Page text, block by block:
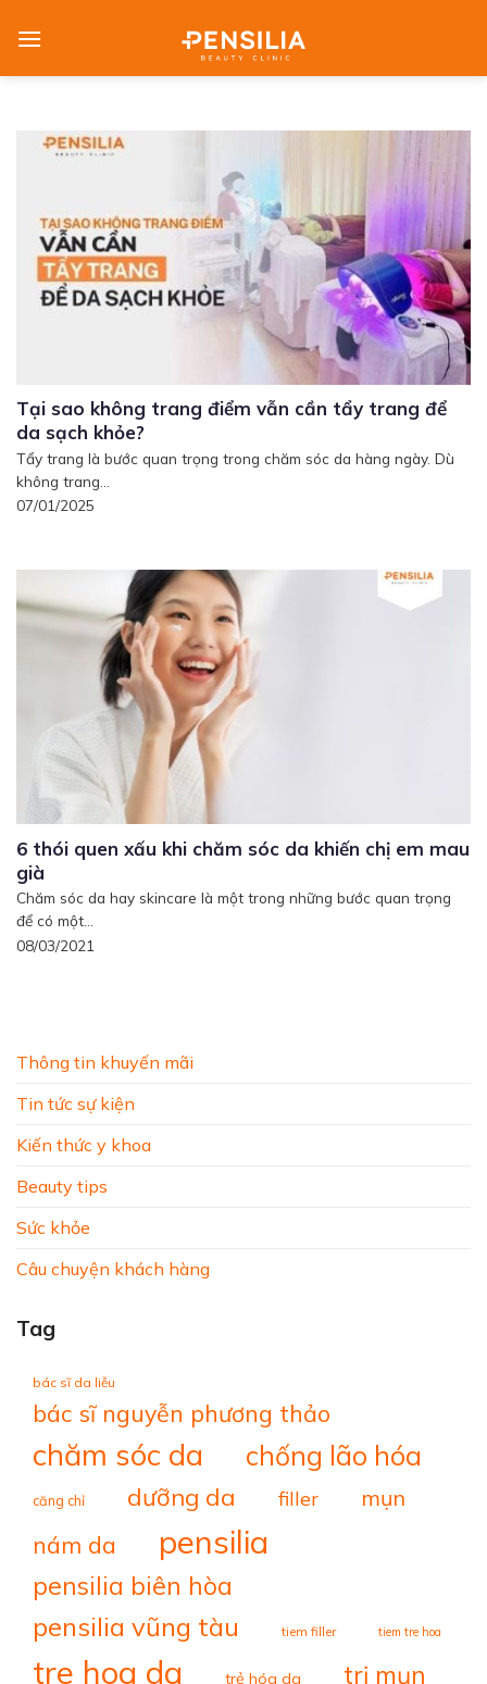
Thông tin khuyến mãi
Tin tức sự kiện
Kiến thức y khoa
Beauty tips
Sức khỏe
Câu chuyện khách hàng
Tag
bác sĩ da liễu
bác sĩ nguyễn phương thảo
chăm sóc da chống lão hóa
căng chỉ dưỡng da filler mụn
nám da pensilia
pensilia biên hòa
pensilia vũng tàu tiem filler tiem tre hoa
tre hoa da trẻ hóa da trị mụn
Tại sao không trang điểm vẫn cần tẩy trang để
da sạch khỏe?
Tẩy trang là bước quan trọng trong chăm sóc da hàng ngày. Dù
không trang...
07/01/2025
6 thói quen xấu khi chăm sóc da khiến chị em mau
già
Chăm sóc da hay skincare là một trong những bước quan trọng
để có một...
08/03/2021